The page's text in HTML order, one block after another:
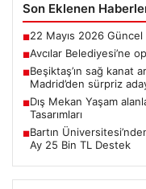
Son Eklenen
■22 Mayıs 2026 Güncel
■Avcılar Belediyesi’ne
■Beşiktaş’ın sağ kanat
Madrid’den sürpriz
■Dış Mekan Yaşam
Tasarımları
■Bartın
Ay 25 Bin TL Destek